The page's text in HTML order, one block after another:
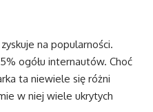
na popularności.
ogółu internautów. Choć
ta niewiele się różni
w niej wiele ukrytych